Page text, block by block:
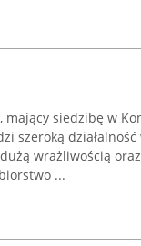
mający siedzibę w
szeroką działalność
wrażliwością
...